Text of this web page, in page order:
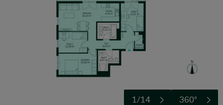
1/14 360°